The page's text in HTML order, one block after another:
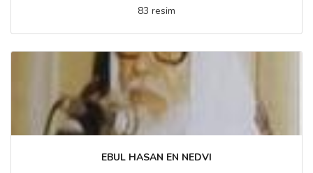
83 resim
EBUL HASAN EN NEDVI